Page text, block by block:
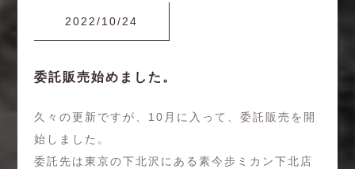
2022/10/24
委託販売始めました。
久々の更新ですが、10月に入って、委託販売を開
始しました。
委託先は東京の下北沢にある素今步ミカン下北店